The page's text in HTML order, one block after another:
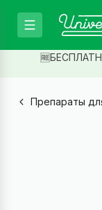
Препараты